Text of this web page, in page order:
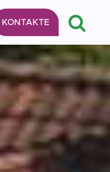
KONTAKTE